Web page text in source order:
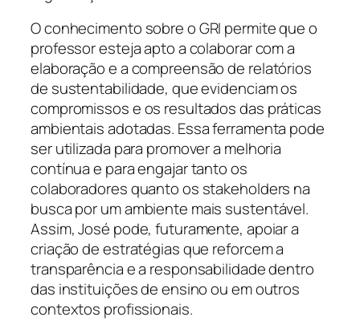
O conhecimento sobre o GRI permite que o
professor esteja apto a colaborar com a
elaboração e a compreensão de relatórios
de sustentabilidade, que evidenciam os
compromissos e os resultados das práticas
ambientais adotadas. Essa ferramenta pode
ser utilizada para promover a melhoria
contínua e para engajar tanto os
colaboradores quanto os stakeholders na
busca por um ambiente mais sustentável.
Assim, José pode, futuramente, apoiar a
criação de estratégias que reforcem a
transparência e a responsabilidade dentro
das instituições de ensino ou em outros
contextos profissionais.